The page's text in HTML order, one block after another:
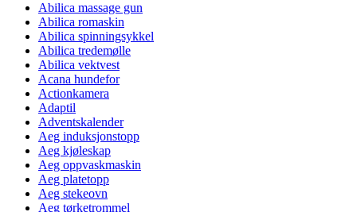
Abilica massage gun
Abilica romaskin
Abilica spinningsykkel
Abilica tredemølle
Abilica vektvest
Acana hundefor
Actionkamera
Adaptil
Adventskalender
Aeg induksjonstopp
Aeg kjøleskap
Aeg oppvaskmaskin
Aeg platetopp
Aeg stekeovn
Aeg tørketrommel